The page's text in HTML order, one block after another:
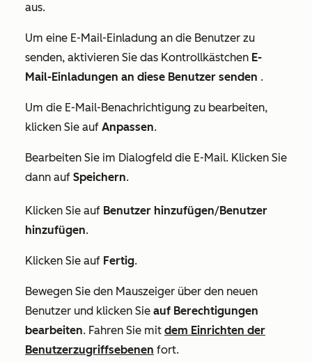
aus.
Um eine E-Mail-Einladung an die Benutzer zu
senden, aktivieren Sie das Kontrollkästchen E-
Mail-Einladungen an diese Benutzer senden .
Um die E-Mail-Benachrichtigung zu bearbeiten,
klicken Sie auf Anpassen.
Bearbeiten Sie im Dialogfeld die E-Mail. Klicken Sie
dann auf Speichern.
Klicken Sie auf Benutzer hinzufügen/Benutzer
hinzufügen.
Klicken Sie auf Fertig.
Bewegen Sie den Mauszeiger über den neuen
Benutzer und klicken Sie auf Berechtigungen
bearbeiten. Fahren Sie mit dem Einrichten der
Benutzerzugriffsebenen fort.